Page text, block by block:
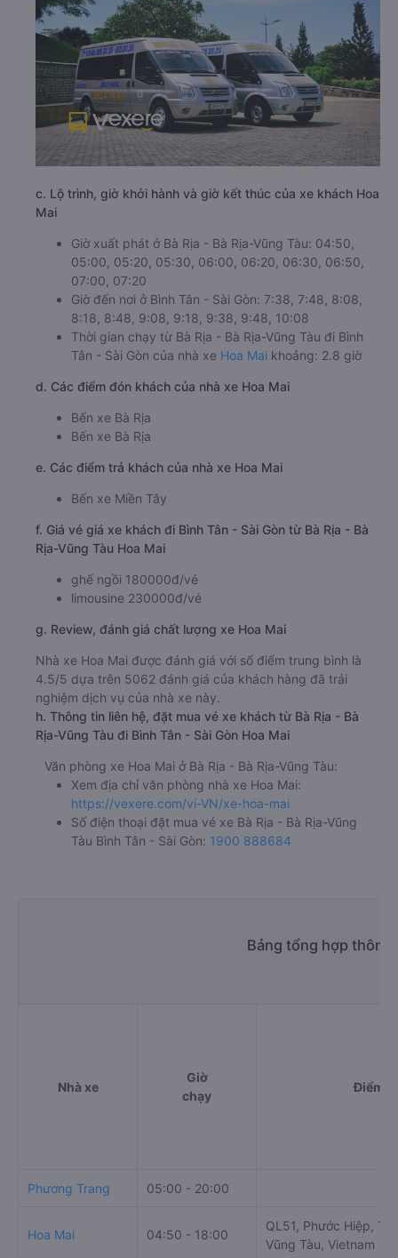
c. Lộ trình, giờ khởi hành và giờ kết thúc của xe khách Hoa
Mai
Giờ xuất phát ở Bà Rịa - Bà Rịa-Vũng Tàu: 04:50,
05:00, 05:20, 05:30, 06:00, 06:20, 06:30, 06:50,
07:00, 07:20
Giờ đến nơi ở Bình Tân - Sài Gòn: 7:38, 7:48, 8:08,
8:18, 8:48, 9:08, 9:18, 9:38, 9:48, 10:08
Thời gian chạy từ Bà Rịa - Bà Rịa-Vũng Tàu đi Bình
Tân - Sài Gòn của nhà xe Hoa Mai khoảng: 2.8 giờ
d. Các điểm đón khách của nhà xe Hoa Mai
Bến xe Bà Rịa
Bến xe Bà Rịa
e. Các điểm trả khách của nhà xe Hoa Mai
Bến xe Miền Tây
f. Giá vé giá xe khách đi Bình Tân - Sài Gòn từ Bà Rịa - Bà
Rịa-Vũng Tàu Hoa Mai
ghế ngồi 180000đ/vé
limousine 230000đ/vé
g. Review, đánh giá chất lượng xe Hoa Mai
Nhà xe Hoa Mai được đánh giá với số điểm trung bình là
4.5/5 dựa trên 5062 đánh giá của khách hàng đã trải
nghiệm dịch vụ của nhà xe này.
h. Thông tin liên hệ, đặt mua vé xe khách từ Bà Rịa - Bà
Rịa-Vũng Tàu đi Bình Tân - Sài Gòn Hoa Mai
Văn phòng xe Hoa Mai ở Bà Rịa - Bà Rịa-Vũng Tàu:
Xem địa chỉ văn phòng nhà xe Hoa Mai:
https://vexere.com/vi-VN/xe-hoa-mai
Số điện thoại đặt mua vé xe Bà Rịa - Bà Rịa-Vũng
Tàu Bình Tân - Sài Gòn: 1900 888684
Bảng tổng hợp thông
Nhà xe
Giờ
chạy
Điểm đi
Phương Trang 05:00 - 20:00
Hoa Mai 04:50 - 18:00
QL51, Phước Hiệp,
Vũng Tàu, Vietnam